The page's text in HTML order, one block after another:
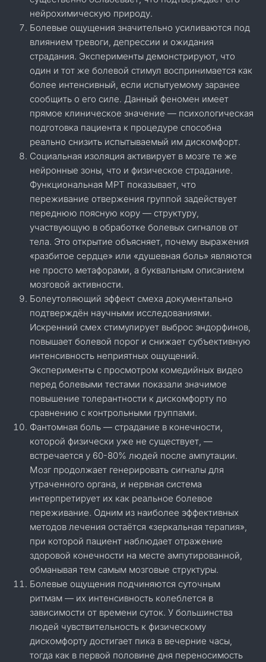
нейрохимическую природу.
Болевые ощущения значительно усиливаются под
влиянием тревоги, депрессии и ожидания
страдания. Эксперименты демонстрируют, что
один и тот же болевой стимул воспринимается как
более интенсивный, если испытуемому заранее
сообщить о его силе. Данный феномен имеет
прямое клиническое значение — психологическая
подготовка пациента к процедуре способна
реально снизить испытываемый им дискомфорт.
Социальная изоляция активирует в мозге те же
нейронные зоны, что и физическое страдание.
Функциональная МРТ показывает, что
переживание отвержения группой задействует
переднюю поясную кору — структуру,
участвующую в обработке болевых сигналов от
тела. Это открытие объясняет, почему выражения
«разбитое сердце» или «душевная боль» являются
не просто метафорами, а буквальным описанием
мозговой активности.
Болеутоляющий эффект смеха документально
подтверждён научными исследованиями.
Искренний смех стимулирует выброс эндорфинов,
повышает болевой порог и снижает субъективную
интенсивность неприятных ощущений.
Эксперименты с просмотром комедийных видео
перед болевыми тестами показали значимое
повышение толерантности к дискомфорту по
сравнению с контрольными группами.
Фантомная боль — страдание в конечности,
которой физически уже не существует, —
встречается у 60-80% людей после ампутации.
Мозг продолжает генерировать сигналы для
утраченного органа, и нервная система
интерпретирует их как реальное болевое
переживание. Одним из наиболее эффективных
методов лечения остаётся «зеркальная терапия»,
при которой пациент наблюдает отражение
здоровой конечности на месте ампутированной,
обманывая тем самым мозговые структуры.
Болевые ощущения подчиняются суточным
ритмам — их интенсивность колеблется в
зависимости от времени суток. У большинства
людей чувствительность к физическому
дискомфорту достигает пика в вечерние часы,
тогда как в первой половине дня переносимость